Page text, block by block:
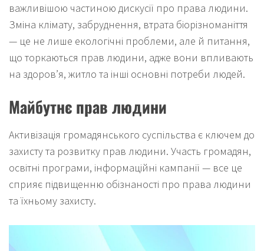
важливішою частиною дискусії про права людини.
Зміна клімату, забруднення, втрата біорізноманіття
— це не лише екологічні проблеми, але й питання,
що торкаються прав людини, адже вони впливають
на здоров’я, житло та інші основні потреби людей.
Майбутнє прав людини
Активізація громадянського суспільства є ключем до
захисту та розвитку прав людини. Участь громадян,
освітні програми, інформаційні кампанії — все це
сприяє підвищенню обізнаності про права людини
та їхньому захисту.